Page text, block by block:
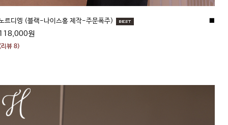
르디엥 (블랙-나이스홍 제작-주문폭주)
원
뷰 8)